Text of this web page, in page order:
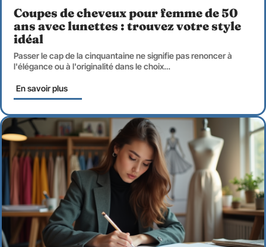
Coupes de cheveux pour femme de 50
ans avec lunettes : trouvez votre style
idéal
Passer le cap de la cinquantaine ne signifie pas renoncer à
l'élégance ou à l'originalité dans le choix…
En savoir plus